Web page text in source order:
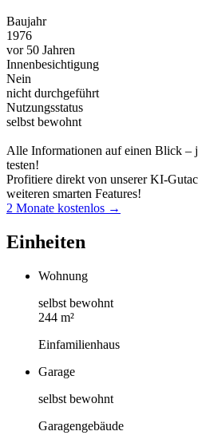
Baujahr
1976
vor 50 Jahren
Innenbesichtigung
Nein
nicht durchgeführt
Nutzungsstatus
selbst bewohnt
Alle Informationen auf einen Blick –
testen!
Profitiere direkt von unserer KI-
weiteren smarten Features!
2 Monate kostenlos →
Einheiten
Wohnung
selbst bewohnt
244 m²
Einfamilienhaus
Garage
selbst bewohnt
Garagengebäude